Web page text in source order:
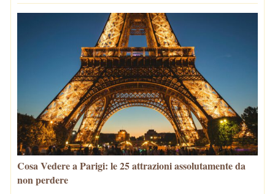
Cosa Vedere a Parigi: le 25 attrazioni assolutamente da
non perdere